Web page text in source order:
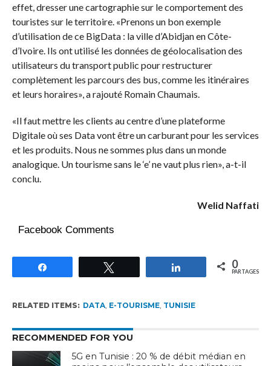
effet, dresser une cartographie sur le comportement des
touristes sur le territoire. «Prenons un bon exemple
d’utilisation de ce BigData : la ville d’Abidjan en Côte-
d’Ivoire. Ils ont utilisé les données de géolocalisation des
utilisateurs du transport public pour restructurer
complètement les parcours des bus, comme les itinéraires
et leurs horaires», a rajouté Romain Chaumais.
«Il faut mettre les clients au centre d’une plateforme
Digitale où ses Data vont être un carburant pour les services
et les produits. Nous ne sommes plus dans un monde
analogique. Un tourisme sans le ‘e’ ne vaut plus rien», a-t-il
conclu.
Welid Naffati
Facebook Comments
Partagez 0
PARTAGES
RELATED ITEMS: DATA, E-TOURISME, TUNISIE
RECOMMENDED FOR YOU
5G en Tunisie : 20 % de débit médian en